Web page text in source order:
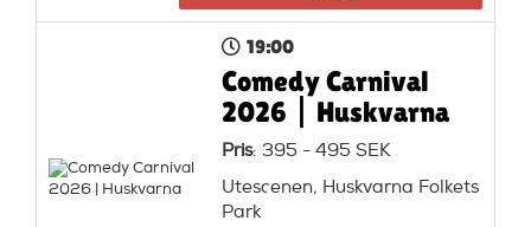
19:00
Comedy Carnival
2026 | Huskvarna
Pris: 395 - 495 SEK
Utescenen, Huskvarna Folkets
Park